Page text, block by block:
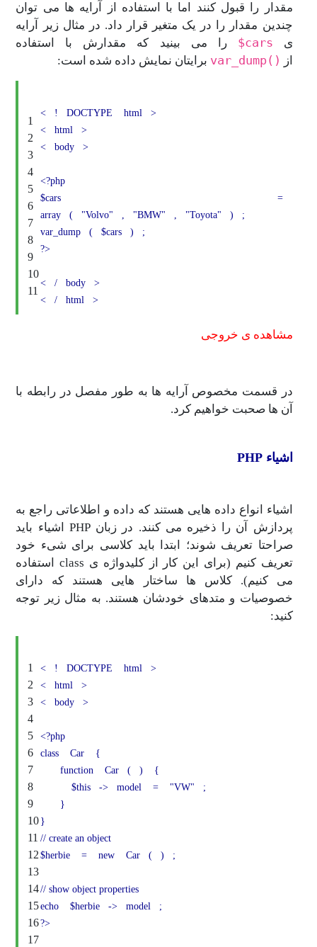
مقدار را قبول کنند اما با استفاده از آرایه ها می توان
چندین مقدار را در یک متغیر قرار داد. در مثال زیر آرایه
ی cars$
را می بینید که مقدارش با استفاده
از
()var_dump برایتان نمایش داده شده است:
1
2
3
4
5
6
7
8
9
10
11
< ! DOCTYPE html
>
<
html
>
<
body >
<?php
$cars
=
array
( "Volvo" , "BMW" , "Toyota" )
;
var_dump
( $cars )
;
?>
< / body
>
<
/ html >
مشاهده ی خروجی
در قسمت مخصوص آرایه ها به طور مفصل در رابطه با
آن ها صحبت خواهیم کرد.
اشیاء PHP
اشیاء انواع داده هایی هستند که داده و اطلاعاتی راجع به
پردازش آن را ذخیره می کنند. در زبان PHP اشیاء باید
صراحتا تعریف شوند؛ ابتدا باید کلاسی برای شیء خود
تعریف کنیم (برای این کار از کلیدواژه ی class استفاده
می کنیم). کلاس ها ساختار هایی هستند که دارای
خصوصیات و متدهای خودشان هستند. به مثال زیر توجه
کنید:
1
2
3
4
5
6
7
8
9
10
11
12
13
14
15
16
17
< ! DOCTYPE html
>
<
html
>
<
body >
<?php
class
Car
{
function
Car ( )
{
$this
-> model = "VW"
;
}
}
// create an object
$herbie
= new Car ( ) ;
// show object properties
echo
$herbie -> model
;
?>